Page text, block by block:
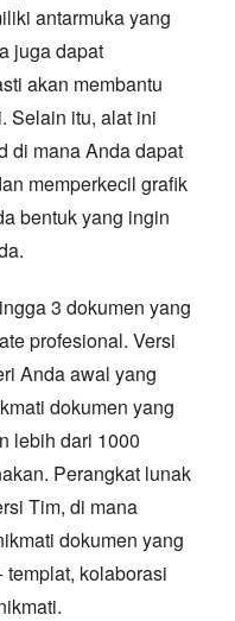
antarmuka yang
juga dapat
akan membantu
Selain itu, alat ini
di mana Anda dapat
memperkecil grafik
bentuk yang ingin
3 dokumen yang
profesional. Versi
Anda awal yang
dokumen yang
lebih dari 1000
Perangkat lunak
Tim, di mana
dokumen yang
templat, kolaborasi